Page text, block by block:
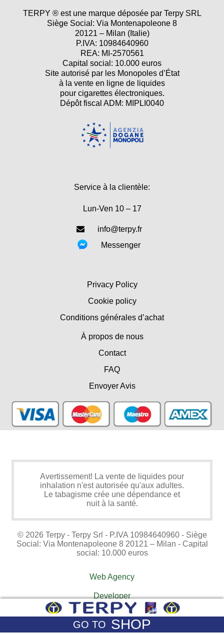
TERPY ® est une marque déposée par Terpy SRL
Siège Social: Via Montenapoleone 8
20121 – Milan (Italie)
P.IVA: 10984640960
REA: MI-2570561
Capital social: 10.000 euros
Site autorisé par les Monopoles d’État
à la vente en ligne de liquides
pour cigarettes électroniques.
Dépôt fiscal ADM: MIPLI0040
Service à la clientèle:
Lun-Ven 10 – 17
info@terpy.fr
Messenger
Privacy Policy
Cookie policy
Conditions générales d’achat
À propos de nous
Contact
FAQ
Envoyer Avis
GO TO SHOP
Avertissement! La vente de liquides pour
inhalation n'est autorisée qu'aux adultes.
Le tabagisme crée une dépendance et
nuit à la santé.
© 2026 Terpy - Terpy Srl - P.IVA 10984640960 - Siège
Social: Via Montenapoleone 8 20121 – Milan - Capital
social: 10.000 euros
Web Agency
Developer